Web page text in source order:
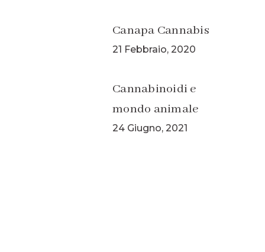
Canapa Cannabis
21 Febbraio, 2020
Cannabinoidi e
mondo animale
24 Giugno, 2021